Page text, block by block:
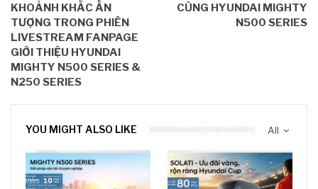
KHOẢNH KHẮC ẤN
TƯỢNG TRONG PHIÊN
LIVESTREAM FANPAGE
GIỚI THIỆU HYUNDAI
MIGHTY N500 SERIES &
N250 SERIES
CÙNG HYUNDAI MIGHTY
N500 SERIES
All
YOU MIGHT ALSO LIKE